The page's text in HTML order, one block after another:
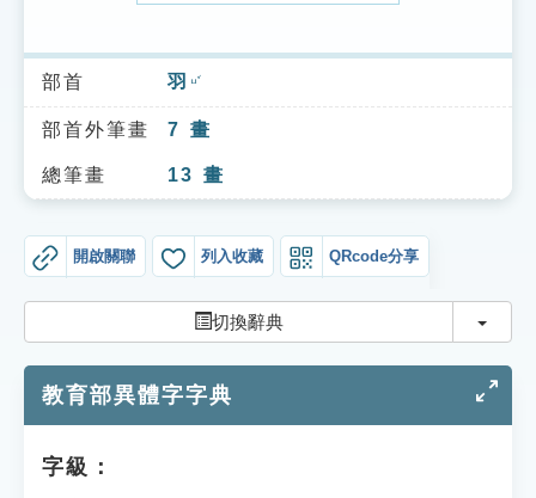
索引選單
知識索引
單字索引
貓頭鷹博士
部首 羽 ㄩˇ
部首外筆畫 7 畫
總筆畫 13 畫
開啟關聯 列入收藏 QRcode分享
切換辭典 切換
教育部異體字字典
字級：